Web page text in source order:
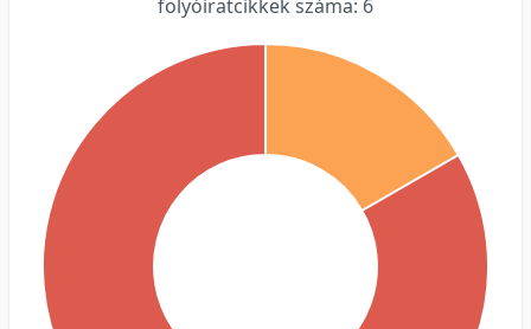
folyóiratcikkek száma: 6